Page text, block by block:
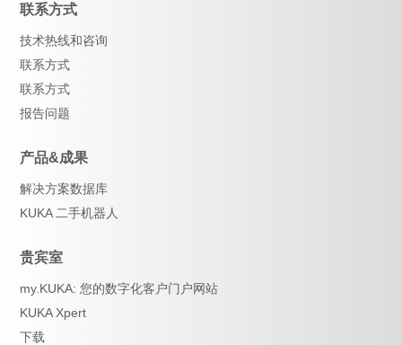
联系方式
技术热线和咨询
联系方式
联系方式
报告问题
产品&成果
解决方案数据库
KUKA 二手机器人
贵宾室
my.KUKA: 您的数字化客户门户网站
KUKA Xpert
下载